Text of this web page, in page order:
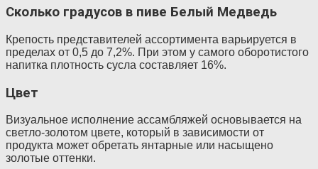
Сколько градусов в пиве Белый Медведь
Крепость представителей ассортимента варьируется в
пределах от 0,5 до 7,2%. При этом у самого оборотистого
напитка плотность сусла составляет 16%.
Цвет
Визуальное исполнение ассамбляжей основывается на
светло-золотом цвете, который в зависимости от
продукта может обретать янтарные или насыщено
золотые оттенки.